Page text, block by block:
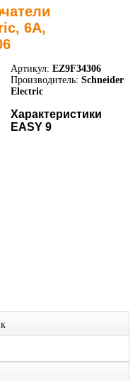
6А,
Артикул: EZ9F34306
Производитель: Schneider
Electric
Характеристики
EASY 9